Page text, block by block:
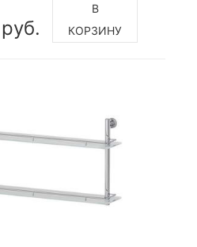
В
КОРЗИНУ